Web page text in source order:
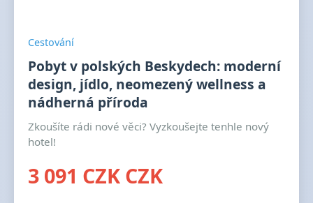
Cestování
Pobyt v polských Beskydech: moderní
design, jídlo, neomezený wellness a
nádherná příroda
Zkoušíte rádi nové věci? Vyzkoušejte tenhle nový
hotel!
3 091 CZK CZK